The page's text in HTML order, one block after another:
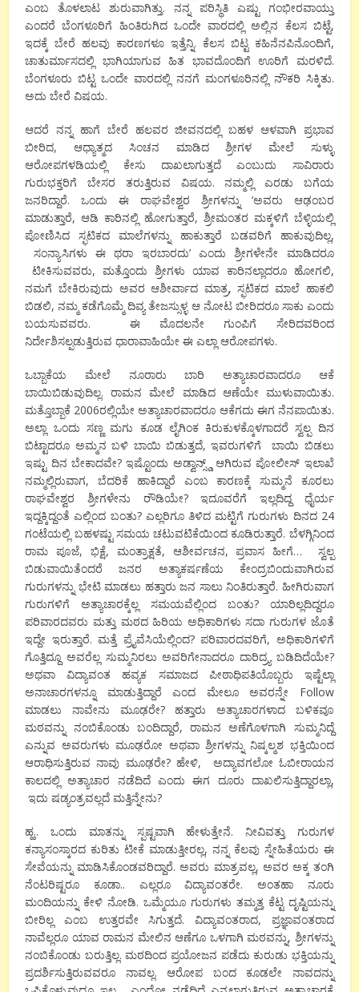
ಎಂಬ ತೊಳಲಾಟ ಶುರುವಾಗಿತ್ತು. ನನ್ನ ಪರಿಸ್ಥಿತಿ ಎಷ್ಟು ಗಂಭೀರವಾಯ್ತು
ಎಂದರೆ ಬೆಂಗಳೂರಿಗೆ ಹಿಂತಿರುಗಿದ ಒಂದೇ ವಾರದಲ್ಲಿ ಅಲ್ಲಿನ ಕೆಲಸ ಬಿಟ್ಟೆ,
ಇದಕ್ಕೆ ಬೇರೆ ಹಲವು ಕಾರಣಗಳೂ ಇತ್ತೆನ್ನಿ. ಕೆಲಸ ಬಿಟ್ಟ ಕಹಿನೆನಪಿನೊಂದಿಗೆ,
ಚಾತುರ್ಮಾಸದಲ್ಲಿ ಭಾಗಿಯಾಗುವ ಹಿತ ಭಾವದೊಂದಿಗೆ ಊರಿಗೆ ಮರಳಿದೆ.
ಬೆಂಗಳೂರು ಬಿಟ್ಟ ಒಂದೇ ವಾರದಲ್ಲಿ ನನಗೆ ಮಂಗಳೂರಿನಲ್ಲಿ ನೌಕರಿ ಸಿಕ್ಕಿತು.
ಅದು ಬೇರೆ ವಿಷಯ.
ಆದರೆ ನನ್ನ ಹಾಗೆ ಬೇರೆ ಹಲವರ ಜೀವನದಲ್ಲಿ ಬಹಳ ಆಳವಾಗಿ ಪ್ರಭಾವ
ಬೀರಿದ, ಆಧ್ಯಾತ್ಮದ ಸಿಂಚನ ಮಾಡಿದ ಶ್ರೀಗಳ ಮೇಲೆ ಸುಳ್ಳು
ಆರೋಪಗಳಡಿಯಲ್ಲಿ ಕೇಸು ದಾಖಲಾಗುತ್ತದೆ ಎಂಬುದು ಸಾವಿರಾರು
ಗುರುಭಕ್ತರಿಗೆ ಬೇಸರ ತರುತ್ತಿರುವ ವಿಷಯ. ನಮ್ಮಲ್ಲಿ ಎರಡು ಬಗೆಯ
ಜನರಿದ್ದಾರೆ. ಒಂದು ಈ ರಾಘವೇಶ್ವರ ಶ್ರೀಗಳನ್ನು ‘ಅವರು ಆಢಂಬರ
ಮಾಡುತ್ತಾರೆ, ಆಡಿ ಕಾರಿನಲ್ಲಿ ಹೋಗುತ್ತಾರೆ, ಶ್ರೀಮಂತರ ಮಕ್ಕಳಿಗೆ ಬೆಳ್ಳಿಯಲ್ಲಿ
ಪೋಣಿಸಿದ ಸ್ಫಟಿಕದ ಮಾಲೆಗಳನ್ನು ಹಾಕುತ್ತಾರೆ ಬಡವರಿಗೆ ಹಾಕುವುದಿಲ್ಲ,
ಸಂನ್ಯಾಸಿಗಳು ಈ ಥರಾ ಇರಬಾರದು’ ಎಂದು ಶ್ರೀಗಳೇನೇ ಮಾಡಿದರೂ
ಟೀಕಿಸುವವರು, ಮತ್ತೊಂದು ಶ್ರೀಗಳು ಯಾವ ಕಾರಿನಲ್ಲಾದರೂ ಹೋಗಲಿ,
ನಮಗೆ ಬೇಕಿರುವುದು ಅವರ ಆಶೀರ್ವಾದ ಮಾತ್ರ, ಸ್ಫಟಿಕದ ಮಾಲೆ ಹಾಕಲಿ
ಬಿಡಲಿ, ನಮ್ಮ ಕಡೆಗೊಮ್ಮೆ ದಿವ್ಯ ತೇಜಸ್ಸುಳ್ಳ ಆ ನೋಟ ಬೀರಿದರೂ ಸಾಕು ಎಂದು
ಬಯಸುವವರು. ಈ ಮೊದಲನೇ ಗುಂಪಿಗೆ ಸೇರಿದವರಿಂದ
ನಿರ್ದೇಶಿಸಲ್ಪಡುತ್ತಿರುವ ಧಾರಾವಾಹಿಯೇ ಈ ಎಲ್ಲಾ ಆರೋಪಗಳು.
ಒಬ್ಬಾಕೆಯ ಮೇಲೆ ನೂರಾರು ಬಾರಿ ಅತ್ಯಾಚಾರವಾದರೂ ಆಕೆ
ಬಾಯಿಬಿಡುವುದಿಲ್ಲ. ರಾಮನ ಮೇಲೆ ಮಾಡಿದ ಆಣೆಯೇ ಮುಳುವಾಯಿತು.
ಮತ್ತೊಬ್ಬಾಕೆ 2006ರಲ್ಲಿಯೇ ಅತ್ಯಾಚಾರವಾದರೂ ಆಕೆಗದು ಈಗ ನೆನಪಾಯಿತು.
ಅಲ್ಲಾ ಒಂದು ಸಣ್ಣ ಮಗು ಕೂಡ ಲೈಗಿಂಕ ಕಿರುಕುಳಕ್ಕೊಳಗಾದರೆ ಸ್ವಲ್ಪ ದಿನ
ಬಿಟ್ಟಾದರೂ ಅಮ್ಮನ ಬಳಿ ಬಾಯಿ ಬಿಡುತ್ತದೆ, ಇವರುಗಳಿಗೆ ಬಾಯಿ ಬಿಡಲು
ಇಷ್ಟು ದಿನ ಬೇಕಾದವೇ? ಇಷ್ಟೊಂದು ಅಡ್ವಾನ್ಸ್ಡ್ ಆಗಿರುವ ಪೋಲೀಸ್ ಇಲಾಖೆ
ನಮ್ಮಲ್ಲಿರುವಾಗ, ಬೆದರಿಕೆ ಹಾಕಿದ್ದಾರೆ ಎಂಬ ಕಾರಣಕ್ಕೆ ಸುಮ್ಮನೆ ಕೂರಲು
ರಾಘವೇಶ್ವರ ಶ್ರೀಗಳೇನು ರೌಡಿಯೇ? ಇದೂವರೆಗೆ ಇಲ್ಲದಿದ್ದ ಧೈರ್ಯ
ಇದ್ದಕ್ಕಿದ್ದಂತೆ ಎಲ್ಲಿಂದ ಬಂತು? ಎಲ್ಲರಿಗೂ ತಿಳಿದ ಮಟ್ಟಿಗೆ ಗುರುಗಳು ದಿನದ 24
ಗಂಟೆಯಲ್ಲಿ ಬಹಳಷ್ಟು ಸಮಯ ಚಟುವಟಿಕೆಯಿಂದ ಕೂಡಿರುತ್ತಾರೆ. ಬೆಳಗ್ಗಿನಿಂದ
ರಾಮ ಪೂಜೆ, ಭಿಕ್ಷೆ, ಮಂತ್ರಾಕ್ಷತೆ, ಆಶೀರ್ವಚನ, ಪ್ರವಾಸ ಹೀಗೆ… ಸ್ವಲ್ಪ
ಬಿಡುವಾಯಿತೆಂದರೆ ಜನರ ಅತ್ಯಾಕರ್ಷಣೆಯ ಕೇಂದ್ರಬಿಂದುವಾಗಿರುವ
ಗುರುಗಳನ್ನು ಭೇಟಿ ಮಾಡಲು ಹತ್ತಾರು ಜನ ಸಾಲು ನಿಂತಿರುತ್ತಾರೆ. ಹೀಗಿರುವಾಗ
ಗುರುಗಳಿಗೆ ಅತ್ಯಾಚಾರಕ್ಕೆಲ್ಲ ಸಮಯವೆಲ್ಲಿಂದ ಬಂತು? ಯಾರಿಲ್ಲದಿದ್ದರೂ
ಪರಿವಾರದವರು ಮತ್ತು ಮಠದ ಹಿರಿಯ ಅಧಿಕಾರಿಗಳು ಸದಾ ಗುರುಗಳ ಜೊತೆ
ಇದ್ದೇ ಇರುತ್ತಾರೆ. ಮತ್ತೆ ಪ್ರೈವೆಸಿಯೆಲ್ಲಿಂದ? ಪರಿವಾರದವರಿಗೆ, ಅಧಿಕಾರಿಗಳಿಗೆ
ಗೊತ್ತಿದ್ದೂ ಅವರೆಲ್ಲ ಸುಮ್ಮನಿರಲು ಅವರಿಗೇನಾದರೂ ದಾರಿದ್ರ್ಯ ಬಡಿದಿದೆಯೇ?
ಅಥವಾ ವಿದ್ಯಾವಂತ ಹವ್ಯಕ ಸಮಾಜದ ಪೀಠಾಧಿಪತಿಯೊಬ್ಬರು ಇಷ್ಟೆಲ್ಲಾ
ಅನಾಚಾರಗಳನ್ನೂ ಮಾಡುತ್ತಿದ್ದಾರೆ ಎಂದ ಮೇಲೂ ಅವರನ್ನೇ Follow
ಮಾಡಲು ನಾವೇನು ಮೂಢರೇ? ಹತ್ತಾರು ಅತ್ಯಾಚಾರಗಳಾದ ಬಳಿಕವೂ
ಮಠವನ್ನು ನಂಬಿಕೊಂಡು ಬಂದಿದ್ದಾರೆ, ರಾಮನ ಅಣೆಗೊಳಗಾಗಿ ಸುಮ್ಮನಿದ್ದೆ
ಎನ್ನುವ ಅವರುಗಳು ಮೂಢರೋ ಅಥವಾ ಶ್ರೀಗಳನ್ನು ನಿಷ್ಕಲ್ಮಶ ಭಕ್ತಿಯಿಂದ
ಆರಾಧಿಸುತ್ತಿರುವ ನಾವು ಮೂಢರೇ? ಹೇಳಿ, ಅದ್ಯಾವಗಲೋ ಓಬೀರಾಯನ
ಕಾಲದಲ್ಲಿ ಅತ್ಯಾಚಾರ ನಡೆದಿದೆ ಎಂದು ಈಗ ದೂರು ದಾಖಲಿಸುತ್ತಿದ್ದಾರಲ್ಲಾ,
ಇದು ಷಡ್ಯಂತ್ರವಲ್ಲದೆ ಮತ್ತಿನ್ನೇನು?
ಹ್ಹ.. ಒಂದು ಮಾತನ್ನು ಸ್ಪಷ್ಟವಾಗಿ ಹೇಳುತ್ತೇನೆ. ನೀವಿವತ್ತು ಗುರುಗಳ
ಕನ್ಯಾಸಂಸ್ಕಾರದ ಕುರಿತು ಟೀಕೆ ಮಾಡುತ್ತೀರಲ್ಲ, ನನ್ನ ಕೆಲವು ಸ್ನೇಹಿತೆಯರು ಈ
ಸೇವೆಯನ್ನು ಮಾಡಿಸಿಕೊಂಡವರಿದ್ದಾರೆ. ಅವರು ಮಾತ್ರವಲ್ಲ, ಅವರ ಅಕ್ಕ ತಂಗಿ
ನೆಂಟರಿಷ್ಟರೂ ಕೂಡಾ.. ಎಲ್ಲರೂ ವಿದ್ಯಾವಂತರೇ. ಅಂತಹಾ ನೂರು
ಮಂದಿಯನ್ನು ಕೇಳಿ ನೋಡಿ. ಒಮ್ಮೆಯೂ ಗುರುಗಳು ತಮ್ಮತ್ತ ಕೆಟ್ಟ ದೃಷ್ಟಿಯನ್ನು
ಬೀರಿಲ್ಲ ಎಂಬ ಉತ್ತರವೇ ಸಿಗುತ್ತದೆ. ವಿದ್ಯಾವಂತರಾದ, ಪ್ರಜ್ಞಾವಂತರಾದ
ನಾವೆಲ್ಲರೂ ಯಾವ ರಾಮನ ಮೇಲಿನ ಆಣೆಗೂ ಒಳಗಾಗಿ ಮಠವನ್ನು, ಶ್ರೀಗಳನ್ನು
ನಂಬಿಕೊಂಡು ಬರುತ್ತಿಲ್ಲ. ಮಠದಿಂದ ಪ್ರಯೋಜನ ಪಡೆದು ಕುರುಡು ಭಕ್ತಿಯನ್ನು
ಪ್ರದರ್ಶಿಸುತ್ತಿರುವವರೂ ನಾವಲ್ಲ. ಆರೋಪ ಬಂದ ಕೂಡಲೇ ನಾವದನ್ನು